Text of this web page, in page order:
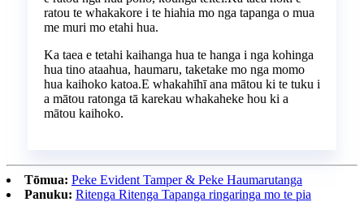
ratou te whakakore i te hiahia mo nga tapanga o mua
me muri mo etahi hua.
Ka taea e tetahi kaihanga hua te hanga i nga kohinga
hua tino ataahua, haumaru, taketake mo nga momo
hua kaihoko katoa.E whakahīhī ana mātou ki te tuku i
a mātou ratonga tā karekau whakaheke hou ki a
mātou kaihoko.
Tōmua: Peke Evident Tamper & Peke Haumarutanga
Panuku: Ritenga Ritenga Tapanga ringaringa mo te pia